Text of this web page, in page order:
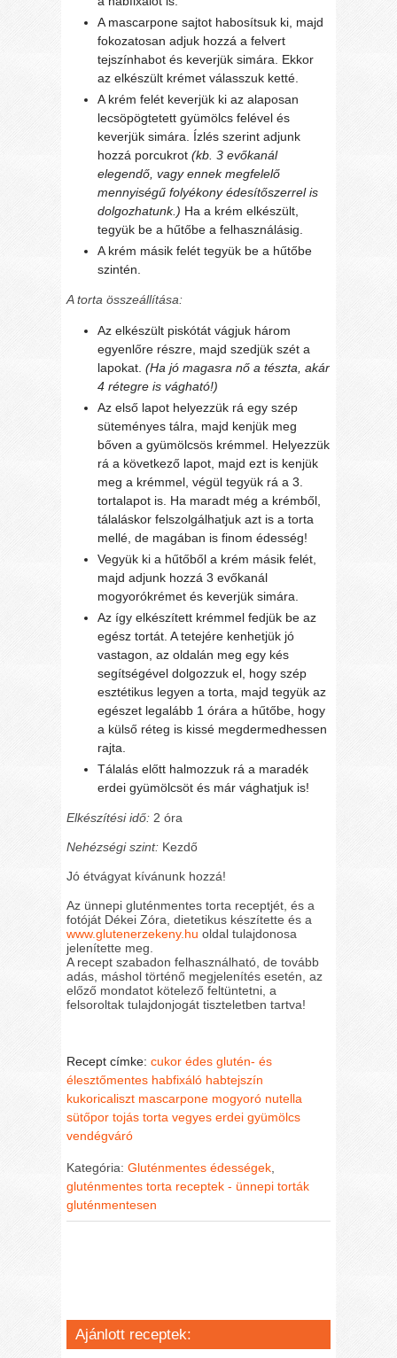
A mascarpone sajtot habosítsuk ki, majd
fokozatosan adjuk hozzá a felvert
tejszínhabot és keverjük simára. Ekkor
az elkészült krémet válasszuk ketté.
A krém felét keverjük ki az alaposan
lecsöpögtetett gyümölcs felével és
keverjük simára. Ízlés szerint adjunk
hozzá porcukrot(kb. 3 evőkanál
elegendő, vagy ennek megfelelő
mennyiségű folyékony édesítőszerrel is
dolgozhatunk.) Ha a krém elkészült,
tegyük be a hűtőbe a felhasználásig.
A krém másik felét tegyük be a hűtőbe
szintén.
A torta összeállítása:
Az elkészült piskótát vágjuk három
egyenlőre részre, majd szedjük szét a
lapokat.(Ha jó magasra nő a tészta, akár
4 rétegre is vágható!)
Az első lapot helyezzük rá egy szép
süteményes tálra, majd kenjük meg
bőven a gyümölcsös krémmel. Helyezzük
rá a következő lapot, majd ezt is kenjük
meg a krémmel, végül tegyük rá a 3.
tortalapot is. Ha maradt még a krémből,
tálaláskor felszolgálhatjuk azt is a torta
mellé, de magában is finom édesség!
Vegyük ki a hűtőből a krém másik felét,
majd adjunk hozzá 3 evőkanál
mogyorókrémet és keverjük simára.
Az így elkészített krémmel fedjük be az
egész tortát. A tetejére kenhetjük jó
vastagon, az oldalán meg egy kés
segítségével dolgozzuk el, hogy szép
esztétikus legyen a torta, majd tegyük az
egészet legalább 1 órára a hűtőbe, hogy
a külső réteg is kissé megdermedhessen
rajta.
Tálalás előtt halmozzuk rá a maradék
erdei gyümölcsöt és már vághatjuk is!
Elkészítési idő: 2 óra
Nehézségi szint: Kezdő
Jó étvágyat kívánunk hozzá!
Az ünnepi gluténmentes torta receptjét, és a
fotóját Dékei Zóra, dietetikus készítette és a
www.glutenerzekeny.hu oldal tulajdonosa
jelenítette meg.
A recept szabadon felhasználható, de tovább
adás, máshol történő megjelenítés esetén, az
előző mondatot kötelező feltüntetni, a
felsoroltak tulajdonjogát tiszteletben tartva!
Recept címke:cukor édes glutén- és
élesztőmentes habfixáló habtejszín
kukoricaliszt mascarpone mogyoró nutella
sütőpor tojás torta vegyes erdei gyümölcs
vendégváró
Kategória:Gluténmentes édességek,
gluténmentes torta receptek - ünnepi torták
gluténmentesen
Ajánlott receptek: